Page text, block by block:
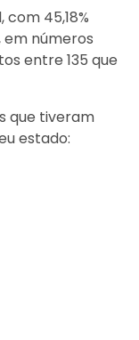
45,18%
em números
entre 135 que
que tiveram
estado: